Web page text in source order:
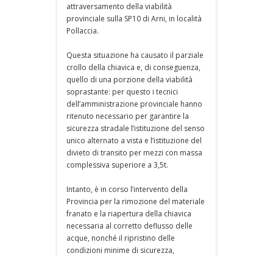
attraversamento della viabilità
provinciale sulla SP10 di Arni, in località
Pollaccia.
Questa situazione ha causato il parziale
crollo della chiavica e, di conseguenza,
quello di una porzione della viabilità
soprastante: per questo i tecnici
dell’amministrazione provinciale hanno
ritenuto necessario per garantire la
sicurezza stradale l’istituzione del senso
unico alternato a vista e l’istituzione del
divieto di transito per mezzi con massa
complessiva superiore a 3,5t.
Intanto, è in corso l’intervento della
Provincia per la rimozione del materiale
franato e la riapertura della chiavica
necessaria al corretto deflusso delle
acque, nonché il ripristino delle
condizioni minime di sicurezza,